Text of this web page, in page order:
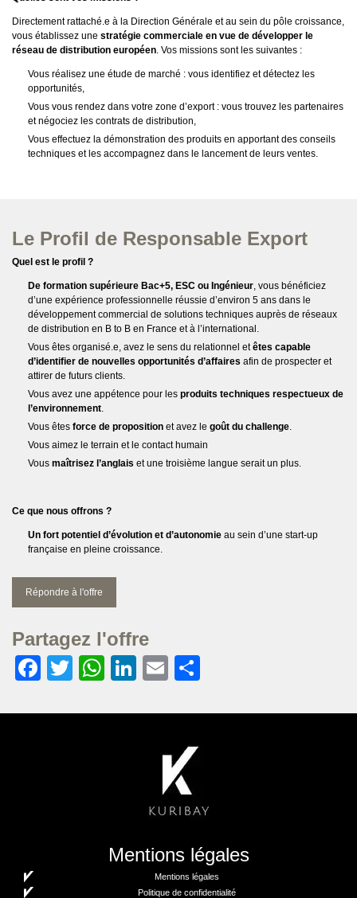
Directement rattaché.e à la Direction Générale et au sein du pôle croissance,
vous établissez une stratégie commerciale en vue de développer le
réseau de distribution européen. Vos missions sont les suivantes :
Vous réalisez une étude de marché : vous identifiez et détectez les
opportunités,
Vous vous rendez dans votre zone d’export : vous trouvez les partenaires
et négociez les contrats de distribution,
Vous effectuez la démonstration des produits en apportant des conseils
techniques et les accompagnez dans le lancement de leurs ventes.
Le Profil de Responsable Export
Quel est le profil ?
De formation supérieure Bac+5, ESC ou Ingénieur, vous bénéficiez
d’une expérience professionnelle réussie d’environ 5 ans dans le
développement commercial de solutions techniques auprès de réseaux
de distribution en B to B en France et à l’international.
Vous êtes organisé.e, avez le sens du relationnel etêtes capable
d’identifier de nouvelles opportunités d’affaires afin de prospecter et
attirer de futurs clients.
Vous avez une appétence pour les produits techniques respectueux de
l’environnement.
Vous êtes force de proposition et avez le goût du challenge.
Vous aimez le terrain et le contact humain
Vous maîtrisez l’anglais et une troisième langue serait un plus.
Ce que nous offrons ?
Un fort potentiel d’évolution et d’autonomie au sein d’une start-up
française en pleine croissance.
Répondre à l'offre
Partagez l'offre
Facebook
TwitterWhatsApp
LinkedIn
Email
Mentions légales
Mentions légales
Politique de confidentialité